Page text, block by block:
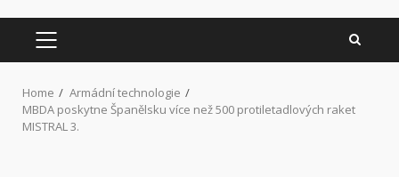
PRIMARY
MENU
Home
Armádní technologie
MBDA poskytne Španělsku více než 500 protiletadlových raket
MISTRAL 3.